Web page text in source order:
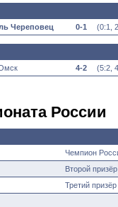
Череповец 0-1 (0:1,
4-2 (5:2,
России
Чемпион
Второй
Третий